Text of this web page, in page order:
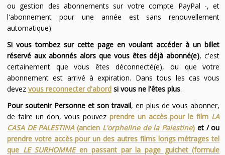
ou gestion des abonnements sur votre compte PayPal -, et
l'abonnement pour une année est sans renouvellement
automatique).
Si vous tombez sur cette page en voulant accéder à un billet
réservé aux abonnés alors que vous êtes déjà abonné(e), c'est
certainement que vous êtes déconnecté(e), ou que votre
abonnement est arrivé à expiration. Dans tous les cas vous
devez vous reconnecter d'abordsi vous ne l'êtes plus.
Pour soutenir Personne et son travail, en plus de vous abonner,
de faire un don, vous pouvez prendre un accès pour le film LA
CASA DE PALESTINA(ancien L'orpheline de la Palestine) et / ou
prendre votre accès pour un des autres films longs métrages tel
que LE SURHOMMEen passant par la page guichet (formule